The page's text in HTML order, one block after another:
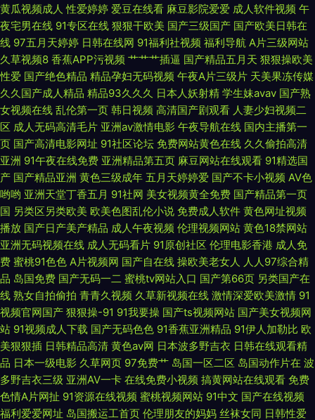
口 超碰久一 狠狠久久 欧美老妇MV 无码av网址影院 99欧美精品 国产精品一
二 欧美第一浮力影院 天天草人人草 91啦九色绿帽 超碰狠狠狠 黄污视频 欧美
做爱导航 午夜激情男女 AV天堂资源 韩国AV区 欧美色性 五月四房色播婷婷
91热爆分类视频 东方黄色A片 久久AV香蕉 三级片操逼的 69欧洲 肏屄神器
黄色上床视频 日韩无码福利导航 91国产视频在线 成人猛猛av 久久加勒比久
久 三级黄色午夜 在线免费毛片基地 wwwwww欧美 国产熟女自拍 91豆花社
区 福利影院最新网址 另类69Av 视频爱肏屄的肉棒 91观看视频
黄瓜视频成人 性爱婷婷 爱豆在线看 麻豆影院爱爱 成人软件视频 午
夜宅男在线 91专区在线 狠狠干欧美 国产三级国产 国产欧美日韩在
线 97五月天婷婷 日韩在线网 91福利社视频 福利导航 A片三级网站
久草视频8 香蕉APP污视频 艹艹艹插逼 国产精品五月天 狠狠操欧美
性爱 国产绝色精品 精品孕妇无码视频 午夜A片三级片 天美果冻传媒
久久国产成人精品 精品93久久久 日本人妖射精 学生妹avav 国产熟
女视频在线 乱伦第一页 韩日视频 高清国产剧观看 人妻少妇视频二
区 成人无码高清毛片 亚洲av激情电影 午夜导航在线 国内主播第一
页 国产高清电影网址 91社区论坛 免费网站黄色在线 久久偷拍高清
亚洲 91午夜在线免费 亚洲精品第五页 麻豆网站在线观看 91精选国
产 国产精品亚洲 黄色三级成年 五月天婷婷爱 国产不卡小视频 AV色
哟哟 亚洲天堂丁香五月 91社网 美女视频黄全免费 国产精品第一页
国 另类区另类欧美 欧美色图乱伦小说 免费成人软件 黄色网址视频
播放 国产日产美产精品 成人午夜视频 伦理视频网站 黄色18禁网站
亚洲无码视频在线 成人无码看片 91原创社区 伦理电影香港 成人免
费 蜜桃91色色 A片视频网 国产自在线 操欧美老女人 人人97综合精
品 岛国免费 国产无码一二 蜜桃tv网站入口 国产第66页 另类国产在
线 熟女自拍偷拍 青青久视频 久草新视频在线 激情深爱欧美激情 91
视频官网国产 狠狠操-91 91我要操 国产ts视频网站 国产美女视频网
站 91视频成人下载 国产无码色色 91香蕉亚洲精品 91伊人加勒比 欧
美狠狠插 日韩精品高清 黄色av网 日本波多野吉衣 日韩在线观看精
品 日本一级电影 久草网页 97免费艹 岛国一区二区 岛国动作片在 波
多野吉衣三级 亚洲AV一卡 在线免费小视频 搞黄网站在线观看 免费
色情A片网扯 91资源在线视频 蜜桃视频网站 91中文 国产在线视频
福利爱爱网址 岛国搬运工首页 伦理朋友的妈妈 丝袜女同 日韩性爱